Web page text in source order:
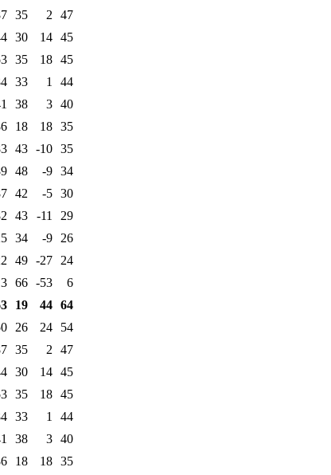
35 2
47
30 14
45
35 18
45
33 1
44
38 3
40
18 18
35
43 -10
35
48 -9
34
42 -5
30
43 -11
29
34 -9
26
49 -27
24
66 -53 6
19 44
64
26 24
54
35 2
47
30 14
45
35 18
45
33 1
44
38 3
40
18 18
35